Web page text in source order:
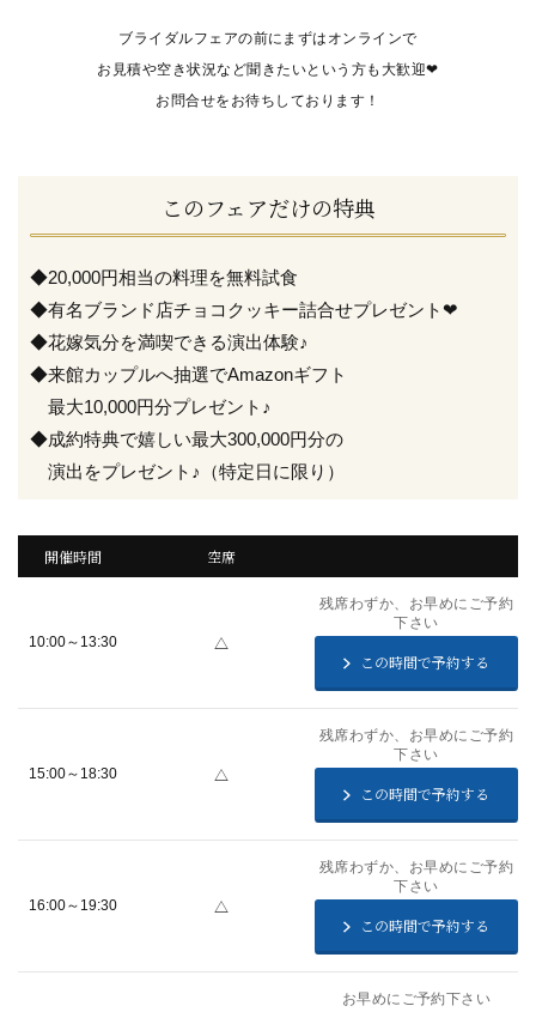
ブライダルフェアの前にまずはオンラインで
お見積や空き状況など聞きたいという方も大歓迎❤
お問合せをお待ちしております！
このフェアだけの特典
◆20,000円相当の料理を無料試食
◆有名ブランド店チョコクッキー詰合せプレゼント❤
◆花嫁気分を満喫できる演出体験♪
◆来館カップルへ抽選でAmazonギフト
最大10,000円分プレゼント♪
◆成約特典で嬉しい最大300,000円分の
演出をプレゼント♪（特定日に限り）
開催時間 空席
10:00～13:30 △
残席わずか、お早めにご予約
下さい
この時間で予約する
15:00～18:30 △
残席わずか、お早めにご予約
下さい
この時間で予約する
16:00～19:30 △
残席わずか、お早めにご予約
下さい
この時間で予約する
お早めにご予約下さい